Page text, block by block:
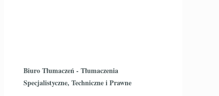
Biuro Tłumaczeń - Tłumaczenia
Specjalistyczne, Techniczne i Prawne